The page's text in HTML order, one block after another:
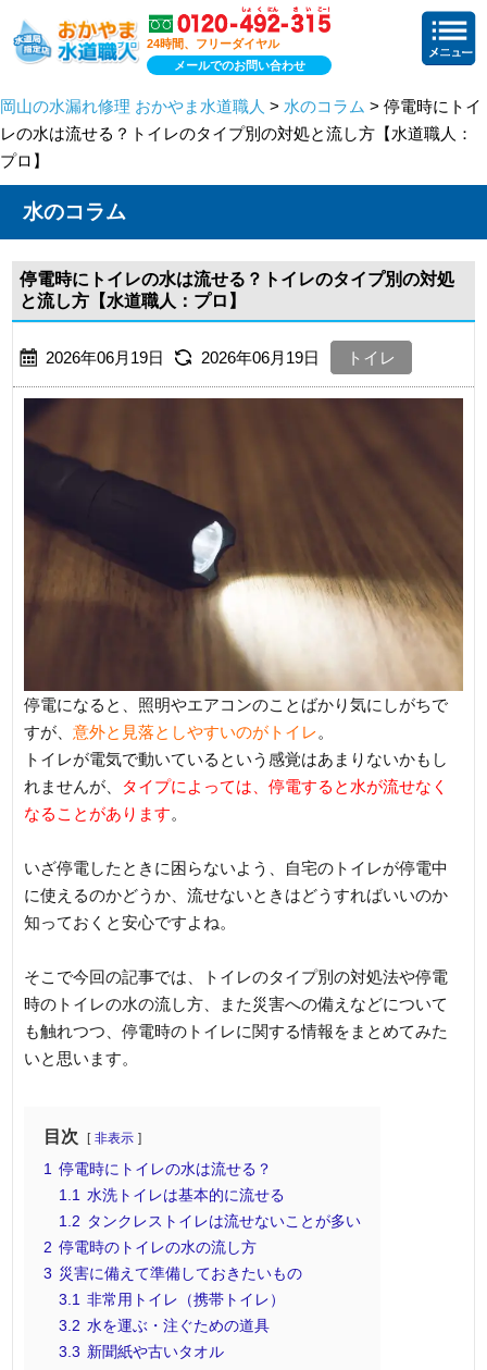
24時間、フリーダイヤル
メールでのお問い合わせ
岡山の水漏れ修理 おかやま水道職人 > 水のコラム > 停電時にトイ
レの水は流せる？トイレのタイプ別の対処と流し方【水道職人：
プロ】
水のコラム
停電時にトイレの水は流せる？トイレのタイプ別の対処
と流し方【水道職人：プロ】
2026年06月19日 2026年06月19日 トイレ
停電になると、照明やエアコンのことばかり気にしがちで
すが、意外と見落としやすいのがトイレ。
トイレが電気で動いているという感覚はあまりないかもし
れませんが、
タイプによっては、停電すると水が流せなく
なることがあります。
いざ停電したときに困らないよう、自宅のトイレが停電中
に使えるのかどうか、流せないときはどうすればいいのか
知っておくと安心ですよね。
そこで今回の記事では、トイレのタイプ別の対処法や停電
時のトイレの水の流し方、また災害への備えなどについて
も触れつつ、停電時のトイレに関する情報をまとめてみた
いと思います。
目次 非表示
1 停電時にトイレの水は流せる？
1.1 水洗トイレは基本的に流せる
1.2 タンクレストイレは流せないことが多い
2 停電時のトイレの水の流し方
3 災害に備えて準備しておきたいもの
3.1 非常用トイレ（携帯トイレ）
3.2 水を運ぶ・注ぐための道具
3.3 新聞紙や古いタオル